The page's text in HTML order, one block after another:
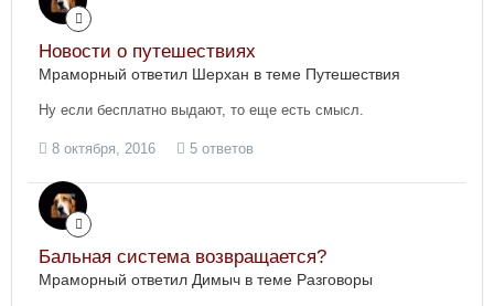
Новости о путешествиях
Мраморный ответил Шерхан в теме Путешествия
Ну если бесплатно выдают, то еще есть смысл.
8 октября, 2016 5 ответов
Бальная система возвращается?
Мраморный ответил Димыч в теме Разговоры